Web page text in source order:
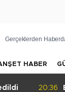
Gerçeklerden
HABER
20:36